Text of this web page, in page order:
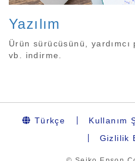
Yazılım
Ürün sürücüsünü, yardımcı
vb. indirme.
Türkçe Kullanım
Gizlilik